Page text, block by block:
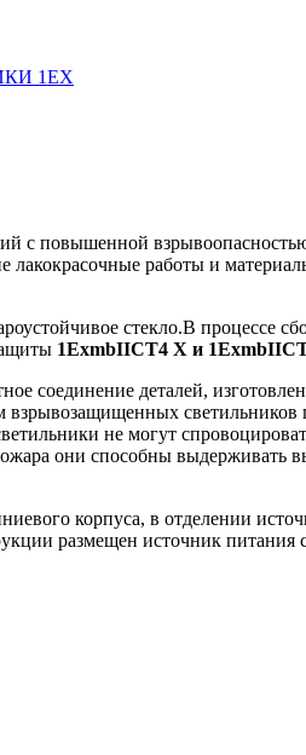
1ЕX
с повышенной
работы и
стекло.В процессе
1ЕхmbIICT4 X и
соединение деталей,
светильников
не могут
они способны выдерживать
корпуса, в отделении
размещен источник